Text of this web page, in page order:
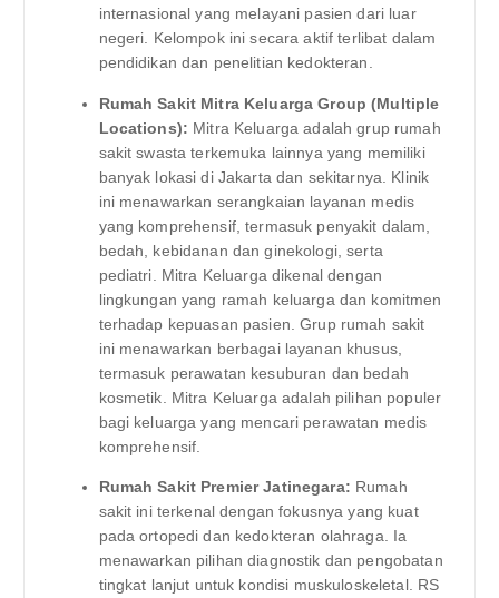
internasional yang melayani pasien dari luar
negeri. Kelompok ini secara aktif terlibat dalam
pendidikan dan penelitian kedokteran.
Rumah Sakit Mitra Keluarga Group (Multiple
Locations): Mitra Keluarga adalah grup rumah
sakit swasta terkemuka lainnya yang memiliki
banyak lokasi di Jakarta dan sekitarnya. Klinik
ini menawarkan serangkaian layanan medis
yang komprehensif, termasuk penyakit dalam,
bedah, kebidanan dan ginekologi, serta
pediatri. Mitra Keluarga dikenal dengan
lingkungan yang ramah keluarga dan komitmen
terhadap kepuasan pasien. Grup rumah sakit
ini menawarkan berbagai layanan khusus,
termasuk perawatan kesuburan dan bedah
kosmetik. Mitra Keluarga adalah pilihan populer
bagi keluarga yang mencari perawatan medis
komprehensif.
Rumah Sakit Premier Jatinegara: Rumah
sakit ini terkenal dengan fokusnya yang kuat
pada ortopedi dan kedokteran olahraga. Ia
menawarkan pilihan diagnostik dan pengobatan
tingkat lanjut untuk kondisi muskuloskeletal. RS